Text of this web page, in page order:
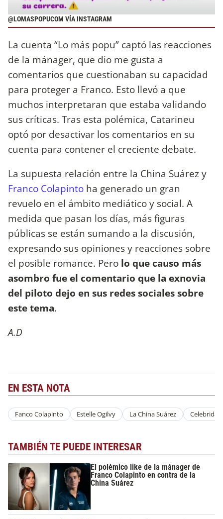
@LOMASPOPUCOM VÍA INSTAGRAM
La cuenta “Lo más popu” captó las reacciones
de la mánager, que dio me gusta a
comentarios que cuestionaban su capacidad
para proteger a Franco. Esto llevó a que
muchos interpretaran que estaba validando
sus críticas. Tras esta polémica, Catarineu
optó por desactivar los comentarios en su
cuenta para contener el creciente debate.
La supuesta relación entre la China Suárez y
Franco Colapinto ha generado un gran
revuelo en el ámbito mediático y social. A
medida que pasan los días, más figuras
públicas se están sumando a la discusión,
expresando sus opiniones y reacciones sobre
el posible romance. Pero lo que causo más
asombro fue el comentario que la exnovia
del piloto dejo en sus redes sociales sobre
este tema.
A.D
EN ESTA NOTA
Fanco Colapinto Estelle Ogilvy La China Suárez
TAMBIÉN TE PUEDE INTERESAR
El polémico like de la mánager de
Franco Colapinto en contra de la
China Suárez